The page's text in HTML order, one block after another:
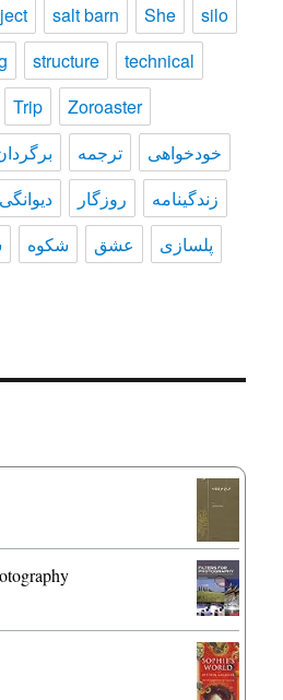
salt barn She
silo
structure
technical
Trip
Zoroaster
ترجمه
خودخواهی
دیوانگی روزگار
زندگينامه
شکوه عشق
پلسازی